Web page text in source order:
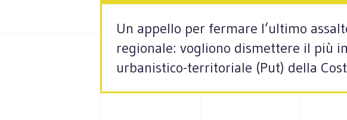
Un appello per fermare l’ultimo
regionale: vogliono dismettere il più
urbanistico-territoriale (Put) della